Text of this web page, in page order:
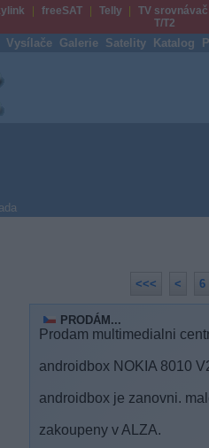
freeSAT Telly
TV srovnávač
T/T2
Vysílače Galerie Satelity Katalog
<<< < 6
PRODÁM...
Prodam multimedialni
androidbox NOKIA 8010
androidbox je zanovni.
zakoupeny v ALZA.